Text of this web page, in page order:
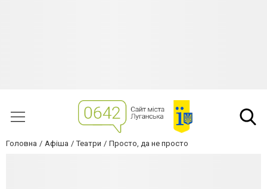
Головна Афіша Театри Просто, да не просто